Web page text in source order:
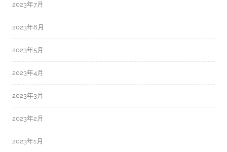
2023年7月
2023年6月
2023年5月
2023年4月
2023年3月
2023年2月
2023年1月